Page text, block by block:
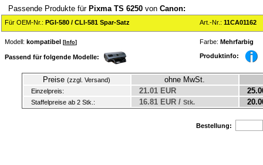
Passende Produkte für Pixma TS 6250 von Canon:
Für OEM-Nr.: PGI-580 / CLI-581 Spar-Satz Art.-Nr.: 11CA01162
Modell: kompatibel [ Info] Farbe: Mehrfarbig
Passend für folgende Modelle: Produktinfo:
Preise (zzgl. Versand) ohne MwSt.
Einzelpreis: 21.01 EUR
Staffelpreise ab 2 Stk.: 16.81 EUR / Stk.
Bestellung: